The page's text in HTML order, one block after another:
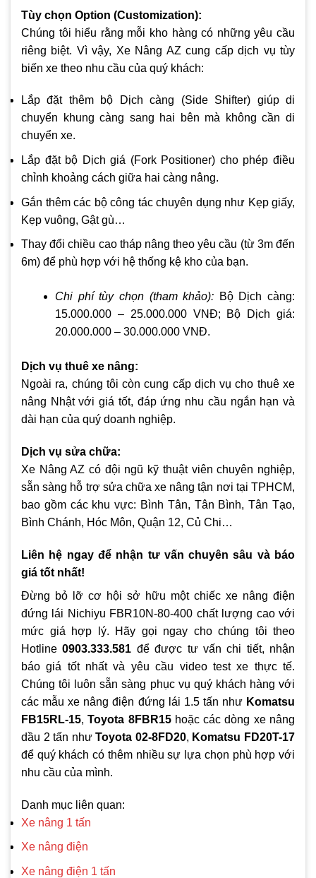
Tùy chọn Option (Customization):
Chúng tôi hiểu rằng mỗi kho hàng có những yêu cầu
riêng biệt. Vì vậy, Xe Nâng AZ cung cấp dịch vụ tùy
biến xe theo nhu cầu của quý khách:
Lắp đặt thêm bộ Dịch càng (Side Shifter) giúp di
chuyển khung càng sang hai bên mà không cần di
chuyển xe.
Lắp đặt bộ Dịch giá (Fork Positioner) cho phép điều
chỉnh khoảng cách giữa hai càng nâng.
Gắn thêm các bộ công tác chuyên dụng như Kẹp giấy,
Kẹp vuông, Gật gù…
Thay đổi chiều cao tháp nâng theo yêu cầu (từ 3m đến
6m) để phù hợp với hệ thống kệ kho của bạn.
Chi phí tùy chọn (tham khảo): Bộ Dịch càng:
15.000.000 – 25.000.000 VNĐ; Bộ Dịch giá:
20.000.000 – 30.000.000 VNĐ.
Dịch vụ thuê xe nâng:
Ngoài ra, chúng tôi còn cung cấp dịch vụ cho thuê xe
nâng Nhật với giá tốt, đáp ứng nhu cầu ngắn hạn và
dài hạn của quý doanh nghiệp.
Dịch vụ sửa chữa:
Xe Nâng AZ có đội ngũ kỹ thuật viên chuyên nghiệp,
sẵn sàng hỗ trợ sửa chữa xe nâng tận nơi tại TPHCM,
bao gồm các khu vực: Bình Tân, Tân Bình, Tân Tạo,
Bình Chánh, Hóc Môn, Quận 12, Củ Chi…
Liên hệ ngay để nhận tư vấn chuyên sâu và báo
giá tốt nhất!
Đừng bỏ lỡ cơ hội sở hữu một chiếc xe nâng điện
đứng lái Nichiyu FBR10N-80-400 chất lượng cao với
mức giá hợp lý. Hãy gọi ngay cho chúng tôi theo
Hotline0903.333.581 để được tư vấn chi tiết, nhận
báo giá tốt nhất và yêu cầu video test xe thực tế.
Chúng tôi luôn sẵn sàng phục vụ quý khách hàng với
các mẫu xe nâng điện đứng lái 1.5 tấn như Komatsu
FB15RL-15,Toyota 8FBR15hoặc các dòng xe nâng
dầu 2 tấn nhưToyota 02-8FD20, Komatsu FD20T-17
để quý khách có thêm nhiều sự lựa chọn phù hợp với
nhu cầu của mình.
Danh mục liên quan:
Xe nâng 1 tấn
Xe nâng điện
Xe nâng điện 1 tấn